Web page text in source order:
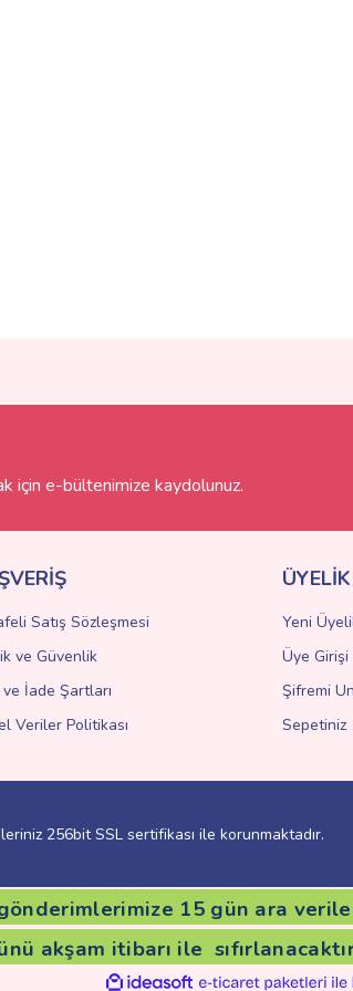
için e-bültenimize kaydolunuz.
Satış Sözleşmesi
ve Güvenlik
İade Şartları
Veriler Politikası
ÜYELİK
Yeni
Üye Girişi
Şifremi
Sepetiniz
256bit SSL sertifikası ile korunmaktadır.
15 gün ara
akşam itibarı ile
ideasoft e-